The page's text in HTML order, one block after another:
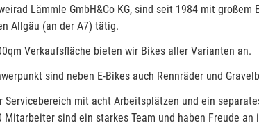
Lämmle GmbH&Co KG, sind seit 1984 mit
Allgäu (an der A7) tätig.
Verkaufsfläche bieten wir Bikes aller Varianten an.
sind neben E-Bikes auch Rennräder und
Servicebereich mit acht Arbeitsplätzen und ein
Mitarbeiter sind ein starkes Team und haben Freude an